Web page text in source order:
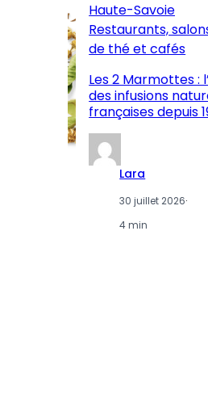
Haute-Savoie
Restaurants,
de thé et cafés
Les 2 Marmottes :
des infusions
françaises depuis
Lara
30 juillet 2026·
4 min